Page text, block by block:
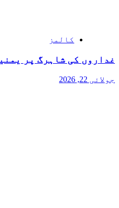
کالمز
غداروں کی شاہرگ پر
جولائی 22, 2026